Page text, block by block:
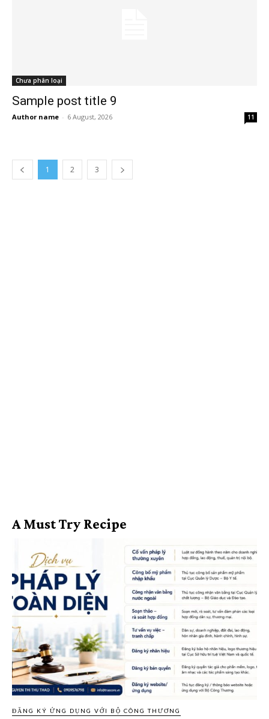
Chưa phân loại
Sample post title 9
Author name - 6 August, 2026 11
1 2 3
A Must Try Recipe
ĐĂNG KÝ ỨNG DỤNG VỚI BỘ CÔNG THƯƠNG